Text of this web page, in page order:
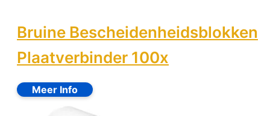
Bruine Bescheidenheidsblokken
Plaatverbinder 100x